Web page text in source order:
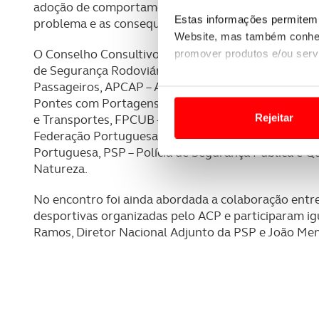
Estas informações
Website, mas também
promover produtos e/ou
Usamos cookies para
funcionalidades de redes
Adicionalmente
e organizações na UE e em
O ACP garantirá que as
Rejeitar
adoção de comportamentos responsáveis e a
problema e as consequências da sinistralidade em
O Conselho Consultivo do Observatório ACP conta
de Segurança Rodoviária, ANTROP – Associação
Passageiros, APCAP – Associação portuguesa das
Pontes com Portagens, APVE – Associação
e Transportes, FPCUB – Federação Portuguesa de
Federação Portuguesa de Motociclismo, IP –
Portuguesa, PSP – Polícia de Segurança Pública e
Natureza.
No encontro foi ainda abordada a colaboração
desportivas organizadas pelo ACP e participaram
Ramos, Diretor Nacional Adjunto da PSP e João